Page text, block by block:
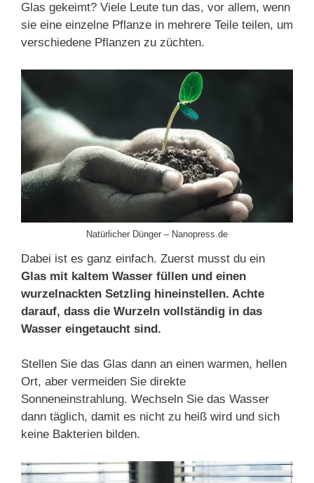
Glas gekeimt? Viele Leute tun das, vor allem, wenn
sie eine einzelne Pflanze in mehrere Teile teilen, um
verschiedene Pflanzen zu züchten.
Natürlicher Dünger – Nanopress.de
Dabei ist es ganz einfach. Zuerst musst du ein
Glas mit kaltem Wasser füllen und einen
wurzelnackten Setzling hineinstellen. Achte
darauf, dass die Wurzeln vollständig in das
Wasser eingetaucht sind.
Stellen Sie das Glas dann an einen warmen, hellen
Ort, aber vermeiden Sie direkte
Sonneneinstrahlung. Wechseln Sie das Wasser
dann täglich, damit es nicht zu heiß wird und sich
keine Bakterien bilden.